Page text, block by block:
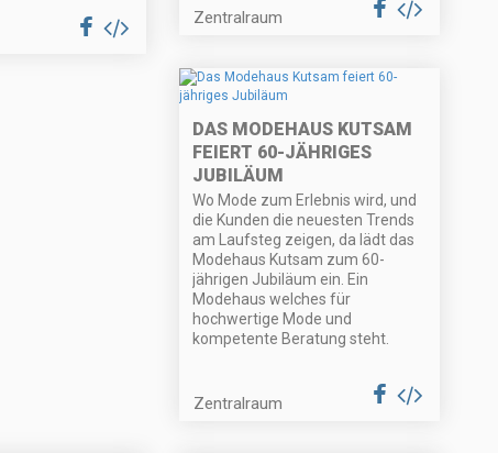
Zentralraum
DAS MODEHAUS KUTSAM
FEIERT 60-JÄHRIGES
JUBILÄUM
Wo Mode zum Erlebnis wird, und
die Kunden die neuesten Trends
am Laufsteg zeigen, da lädt das
Modehaus Kutsam zum 60-
jährigen Jubiläum ein. Ein
Modehaus welches für
hochwertige Mode und
kompetente Beratung steht.
Zentralraum